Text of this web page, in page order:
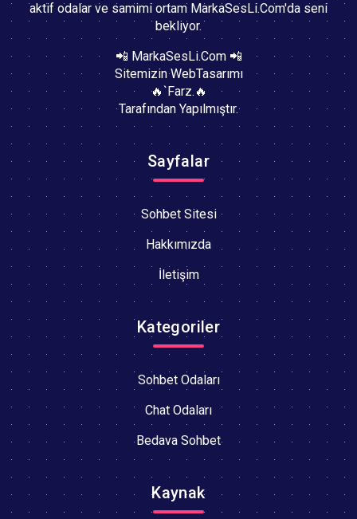
aktif odalar ve samimi ortam MarkaSesLi.Com'da seni
bekliyor.
📲 MarkaSesLi.Com 📲
Sitemizin WebTasarımı
🔥`Farz.🔥
Tarafından Yapılmıştır.
Sayfalar
Sohbet Sitesi
Hakkımızda
İletişim
Kategoriler
Sohbet Odaları
Chat Odaları
Bedava Sohbet
Kaynak